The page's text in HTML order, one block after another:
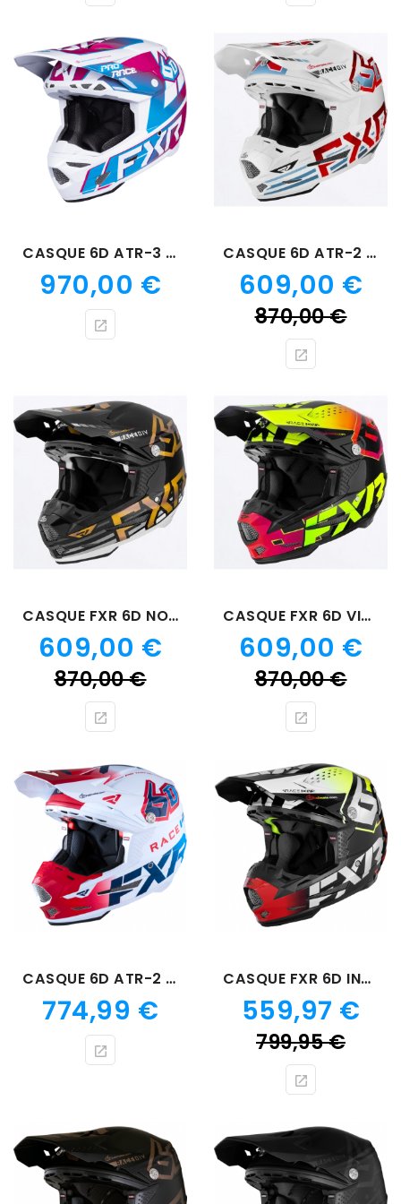
CASQUE 6D ATR-3 RAZZ
Prix
970,00 €
CASQUE 6D ATR-2 GLACIER
Prix
609,00 €
870,00 €Prix
CASQUE FXR 6D NOIR BLANC GOLD
Prix
609,00 €
870,00 €Prix
CASQUE FXR 6D VIVID
Prix
609,00 €
870,00 €Prix
CASQUE 6D ATR-2 RACE DIV PATRIOT
Prix
774,99 €
CASQUE FXR 6D INFERNO
Prix
559,97 €
799,95 €Prix